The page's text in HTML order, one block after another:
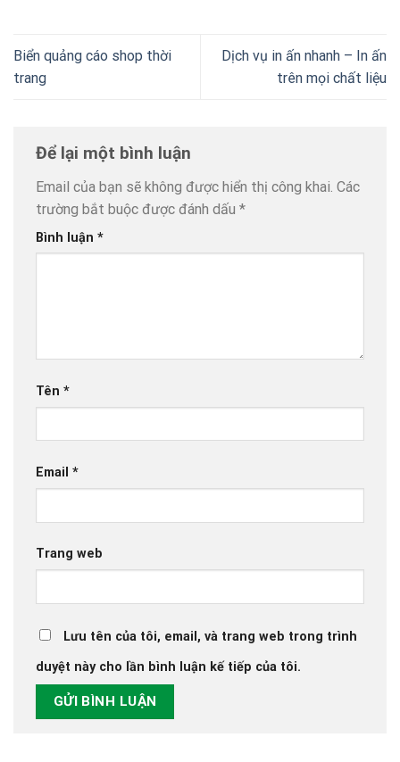
Biển quảng cáo shop thời
trang
Dịch vụ in ấn nhanh – In ấn
trên mọi chất liệu
Để lại một bình luận
Email của bạn sẽ không được hiển thị công khai. Các
trường bắt buộc được đánh dấu *
Bình luận *
Tên *
Email *
Trang web
Lưu tên của tôi, email, và trang web trong trình
duyệt này cho lần bình luận kế tiếp của tôi.